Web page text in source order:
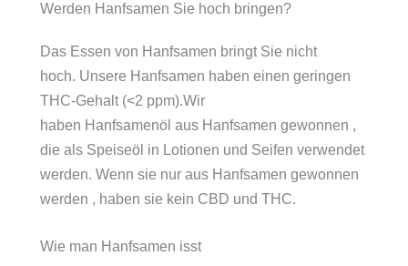
Werden Hanfsamen Sie hoch bringen?
Das Essen von Hanfsamen bringt Sie nicht
hoch. Unsere Hanfsamen haben einen geringen
THC-Gehalt (<2 ppm).Wir
haben Hanfsamenöl aus Hanfsamen gewonnen ,
die als Speiseöl in Lotionen und Seifen verwendet
werden. Wenn sie nur aus Hanfsamen gewonnen
werden , haben sie kein CBD und THC.
Wie man Hanfsamen isst